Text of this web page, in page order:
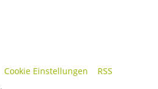
Cookie Einstellungen RSS